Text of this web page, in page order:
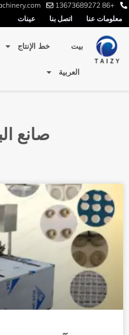
+86 13673689272
معلومات عنا
اتصل بنا عينات
بيت خط الإنتاج
العربية
صانع